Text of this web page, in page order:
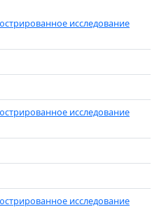
исследование
исследование
исследование